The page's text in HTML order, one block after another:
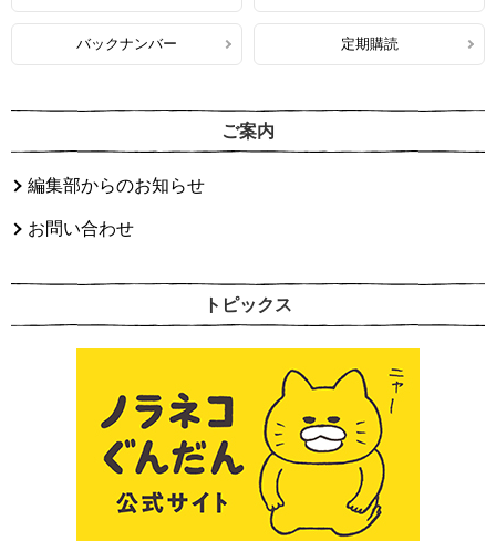
バックナンバー 定期購読
ご案内
編集部からのお知らせ
お問い合わせ
トピックス